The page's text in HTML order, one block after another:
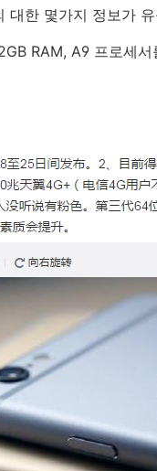
대한 몇가지 정보가
RAM, A9 프로세